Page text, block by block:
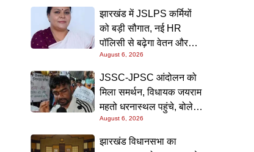
के इलाज में आएगा बड़ा सुधार
झारखंड में JSLPS कर्मियों
को बड़ी सौगात, नई HR
पॉलिसी से बढ़ेगा वेतन और
भत्ते; 1300 नए पद सृजित कर
रोजगार के अवसर बढ़ाएगी
सरकार
August 6, 2026
JSSC-JPSC आंदोलन को
मिला समर्थन, विधायक जयराम
महतो धरनास्थल पहुंचे, बोले—
छात्रों की हर मांग सदन में
उठाऊंगा, सरकार जल्द करे
August 6, 2026
झारखंड विधानसभा का